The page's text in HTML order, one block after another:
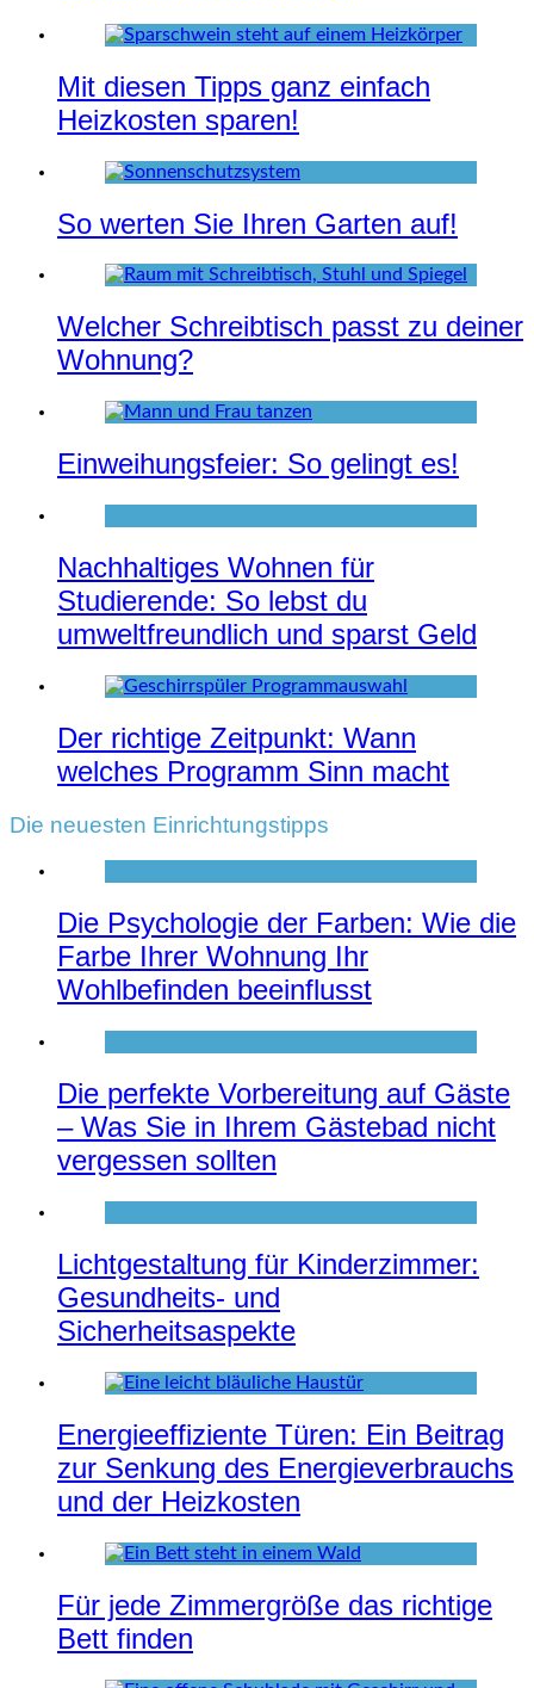
Mit diesen Tipps ganz einfach
Heizkosten sparen!
So werten Sie Ihren Garten auf!
Welcher Schreibtisch passt zu deiner
Wohnung?
Einweihungsfeier: So gelingt es!
Nachhaltiges Wohnen für
Studierende: So lebst du
umweltfreundlich und sparst Geld
Der richtige Zeitpunkt: Wann
welches Programm Sinn macht
Die neuesten Einrichtungstipps
Die Psychologie der Farben: Wie die
Farbe Ihrer Wohnung Ihr
Wohlbefinden beeinflusst
Die perfekte Vorbereitung auf Gäste
– Was Sie in Ihrem Gästebad nicht
vergessen sollten
Lichtgestaltung für Kinderzimmer:
Gesundheits- und
Sicherheitsaspekte
Energieeffiziente Türen: Ein Beitrag
zur Senkung des Energieverbrauchs
und der Heizkosten
Für jede Zimmergröße das richtige
Bett finden